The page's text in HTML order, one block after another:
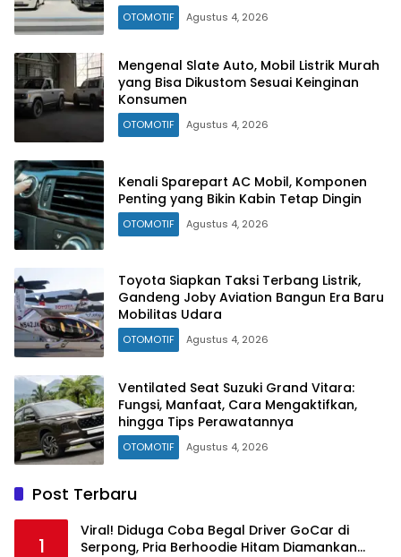
OTOMOTIF Agustus 4, 2026
Mengenal Slate Auto, Mobil Listrik Murah
yang Bisa Dikustom Sesuai Keinginan
Konsumen
OTOMOTIF Agustus 4, 2026
Kenali Sparepart AC Mobil, Komponen
Penting yang Bikin Kabin Tetap Dingin
OTOMOTIF Agustus 4, 2026
Toyota Siapkan Taksi Terbang Listrik,
Gandeng Joby Aviation Bangun Era Baru
Mobilitas Udara
OTOMOTIF Agustus 4, 2026
Ventilated Seat Suzuki Grand Vitara:
Fungsi, Manfaat, Cara Mengaktifkan,
hingga Tips Perawatannya
OTOMOTIF Agustus 4, 2026
Post Terbaru
1
Viral! Diduga Coba Begal Driver GoCar di
Serpong, Pria Berhoodie Hitam Diamankan